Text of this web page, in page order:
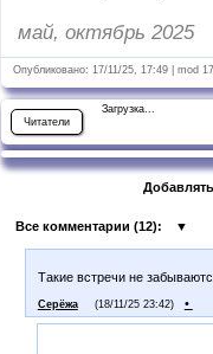
май, октябрь 2025
Опубликовано: 17/11/25, 17:49 | mod
Читатели
Загрузка...
Все комментарии (12): ▼
Такие встречи не
Серёжа (18/11/25 23:42) •